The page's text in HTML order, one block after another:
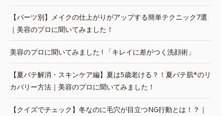
【パーツ別】メイクの仕上がりがアップする簡単テクニック7選
｜美容のプロに聞いてみました！
美容のプロに聞いてみました ! 「キレイに差がつく洗顔術」
【夏バテ解消・スキンケア編】夏は5歳老ける？！夏バテ肌*のリ
カバリー方法｜美容のプロに聞いてみました！
【クイズでチェック】冬なのに毛穴が目立つNG行動とは！？｜